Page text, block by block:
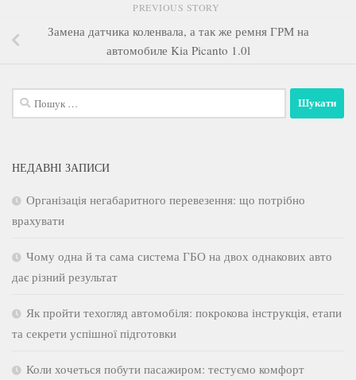
PREVIOUS STORY
Замена датчика коленвала, а так же ремня ГРМ на
автомобиле Kia Picanto 1.0l
Пошук:
НЕДАВНІ ЗАПИСИ
Організація негабаритного перевезення: що потрібно
врахувати
Чому одна й та сама система ГБО на двох однакових авто
дає різний результат
Як пройти техогляд автомобіля: покрокова інструкція, етапи
та секрети успішної підготовки
Коли хочеться побути пасажиром: тестуємо комфорт